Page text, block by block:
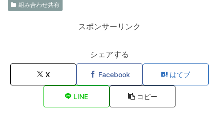
組み合わせ共有
スポンサーリンク
シェアする
X Facebook はてブ
LINE コピー